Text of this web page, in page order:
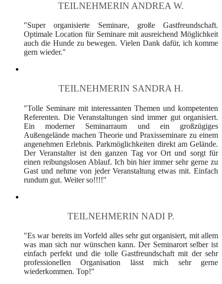
TEILNEHMERIN ANDREA W.
"Super organisierte Seminare, große Gastfreundschaft.
Optimale Location für Seminare mit ausreichend Möglichkeit
auch die Hunde zu bewegen. Vielen Dank dafür, ich komme
gern wieder."
TEILNEHMERIN SANDRA H.
"Tolle Seminare mit interessanten Themen und kompetenten
Referenten. Die Veranstaltungen sind immer gut organisiert.
Ein moderner Seminarraum und ein großzügiges
Außengelände machen Theorie und Praxisseminare zu einem
angenehmen Erlebnis. Parkmöglichkeiten direkt am Gelände.
Der Veranstalter ist den ganzen Tag vor Ort und sorgt für
einen reibungslosen Ablauf. Ich bin hier immer sehr gerne zu
Gast und nehme von jeder Veranstaltung etwas mit. Einfach
rundum gut. Weiter so!!!!"
TEILNEHMERIN NADI P.
"Es war bereits im Vorfeld alles sehr gut organisiert, mit allem
was man sich nur wünschen kann. Der Seminarort selber ist
einfach perfekt und die tolle Gastfreundschaft mit der sehr
professionellen Organisation lässt mich sehr gerne
wiederkommen. Top!"